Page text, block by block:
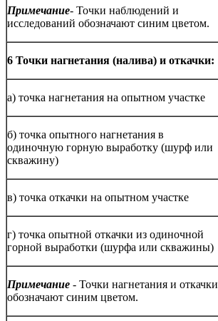
Примечание- Точки наблюдений и
исследований обозначают синим цветом.
6 Точки нагнетания (налива) и откачки:
а) точка нагнетания на опытном участке
б) точка опытного нагнетания в
одиночную горную выработку (шурф или
скважину)
в) точка откачки на опытном участке
г) точка опытной откачки из одиночной
горной выработки (шурфа или скважины)
Примечание - Точки нагнетания и откачки
обозначают синим цветом.